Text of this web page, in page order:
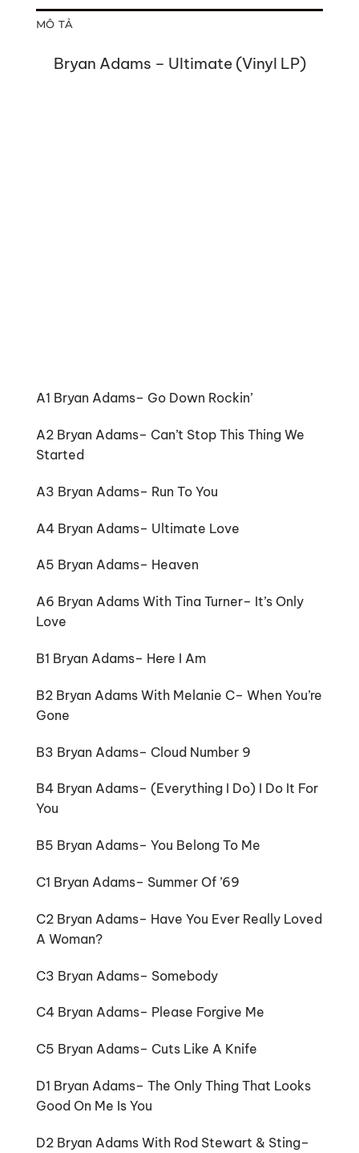
MÔ TẢ
Bryan Adams – Ultimate (Vinyl LP)
A1 Bryan Adams– Go Down Rockin’
A2 Bryan Adams– Can’t Stop This Thing We
Started
A3 Bryan Adams– Run To You
A4 Bryan Adams– Ultimate Love
A5 Bryan Adams– Heaven
A6 Bryan Adams With Tina Turner– It’s Only
Love
B1 Bryan Adams– Here I Am
B2 Bryan Adams With Melanie C– When You’re
Gone
B3 Bryan Adams– Cloud Number 9
B4 Bryan Adams– (Everything I Do) I Do It For
You
B5 Bryan Adams– You Belong To Me
C1 Bryan Adams– Summer Of ’69
C2 Bryan Adams– Have You Ever Really Loved
A Woman?
C3 Bryan Adams– Somebody
C4 Bryan Adams– Please Forgive Me
C5 Bryan Adams– Cuts Like A Knife
D1 Bryan Adams– The Only Thing That Looks
Good On Me Is You
D2 Bryan Adams With Rod Stewart & Sting–